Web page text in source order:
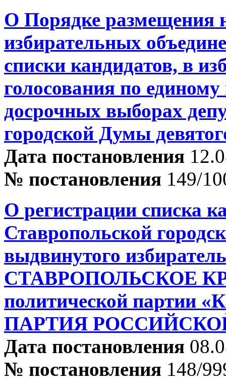
О Порядке размещения
избирательных
списки кандидатов, в
голосования по
досрочных выборах
городской Думы
Дата постановления
№ постановления 149/
О регистрации списка
Ставропольской
выдвинутого
СТАВРОПОЛЬСКОЕ
политической
ПАРТИЯ
Дата постановления
№ постановления 148/